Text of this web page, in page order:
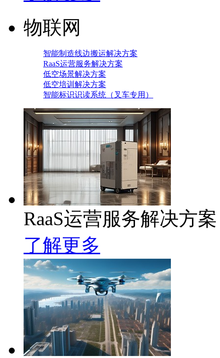
物联网
智能制造线边搬运解决方案
RaaS运营服务解决方案
低空场景解决方案
低空培训解决方案
智能标识识读系统（叉车专用）
RaaS运营服务解决方案
了解更多